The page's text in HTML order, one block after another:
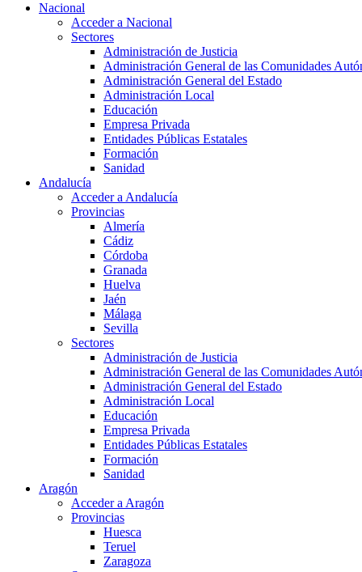
Nacional
Acceder a Nacional
Sectores
Administración de Justicia
Administración General de las Comunidades
Administración General del Estado
Administración Local
Educación
Empresa Privada
Entidades Públicas Estatales
Formación
Sanidad
Andalucía
Acceder a Andalucía
Provincias
Almería
Cádiz
Córdoba
Granada
Huelva
Jaén
Málaga
Sevilla
Sectores
Administración de Justicia
Administración General de las Comunidades
Administración General del Estado
Administración Local
Educación
Empresa Privada
Entidades Públicas Estatales
Formación
Sanidad
Aragón
Acceder a Aragón
Provincias
Huesca
Teruel
Zaragoza